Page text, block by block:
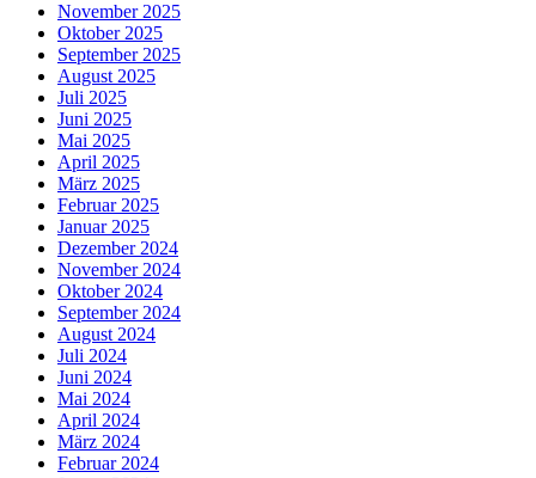
November 2025
Oktober 2025
September 2025
August 2025
Juli 2025
Juni 2025
Mai 2025
April 2025
März 2025
Februar 2025
Januar 2025
Dezember 2024
November 2024
Oktober 2024
September 2024
August 2024
Juli 2024
Juni 2024
Mai 2024
April 2024
März 2024
Februar 2024